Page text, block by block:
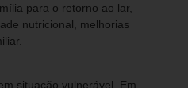
para o retorno ao lar,
nutricional, melhorias
situação vulnerável. Em